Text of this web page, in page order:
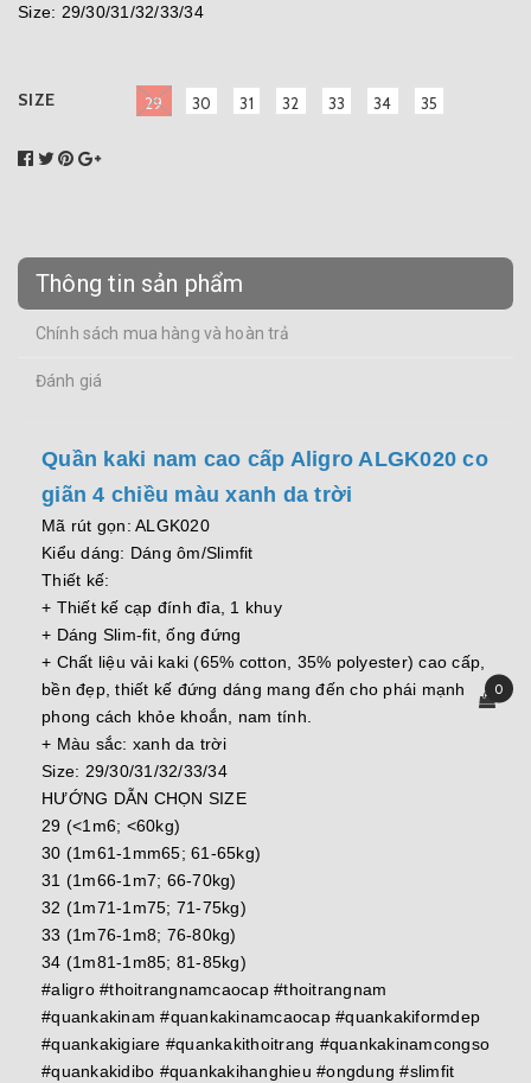
0
Size: 29/30/31/32/33/34
SIZE 29 30 31 32 33 34 35
Thông tin sản phẩm
Chính sách mua hàng và hoàn trả
Đánh giá
Quần kaki nam cao cấp Aligro ALGK020 co
giãn 4 chiều màu xanh da trời
Mã rút gọn: ALGK020
Kiểu dáng: Dáng ôm/Slimfit
Thiết kế:
+ Thiết kế cạp đính đỉa, 1 khuy
+ Dáng Slim-fit, ống đứng
+ Chất liệu vải kaki (65% cotton, 35% polyester) cao cấp,
bền đẹp, thiết kế đứng dáng mang đến cho phái mạnh
phong cách khỏe khoắn, nam tính.
+ Màu sắc: xanh da trời
Size: 29/30/31/32/33/34
HƯỚNG DẪN CHỌN SIZE
29 (<1m6; <60kg)
30 (1m61-1mm65; 61-65kg)
31 (1m66-1m7; 66-70kg)
32 (1m71-1m75; 71-75kg)
33 (1m76-1m8; 76-80kg)
34 (1m81-1m85; 81-85kg)
#aligro #thoitrangnamcaocap #thoitrangnam
#quankakinam #quankakinamcaocap #quankakiformdep
#quankakigiare #quankakithoitrang #quankakinamcongso
#quankakidibo #quankakihanghieu #ongdung #slimfit